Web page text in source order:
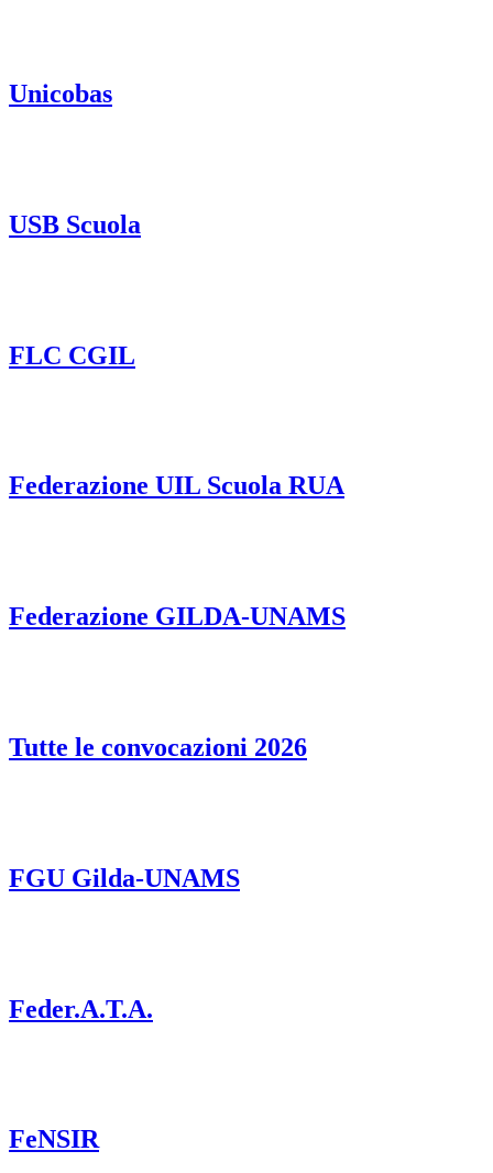
Unicobas
USB Scuola
FLC CGIL
Federazione UIL Scuola RUA
Federazione GILDA-UNAMS
Tutte le convocazioni 2026
FGU Gilda-UNAMS
Feder.A.T.A.
FeNSIR